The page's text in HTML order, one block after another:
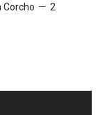
Corcho
2